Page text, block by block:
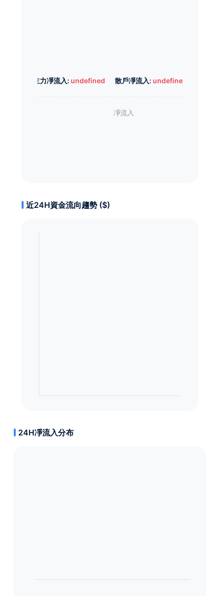
主力凈流入: undefined 散戶凈流入: undefined
近24H資金流向趨勢 ($)
24H凈流入分布